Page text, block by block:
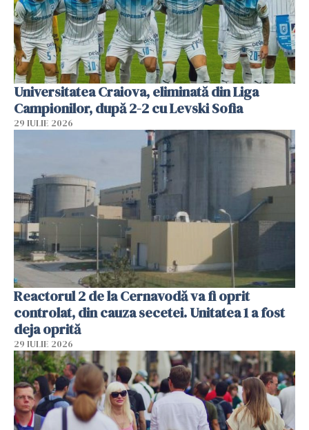
Universitatea Craiova, eliminată din Liga
Campionilor, după 2-2 cu Levski Sofia
29 IULIE 2026
Reactorul 2 de la Cernavodă va fi oprit
controlat, din cauza secetei. Unitatea 1 a fost
deja oprită
29 IULIE 2026